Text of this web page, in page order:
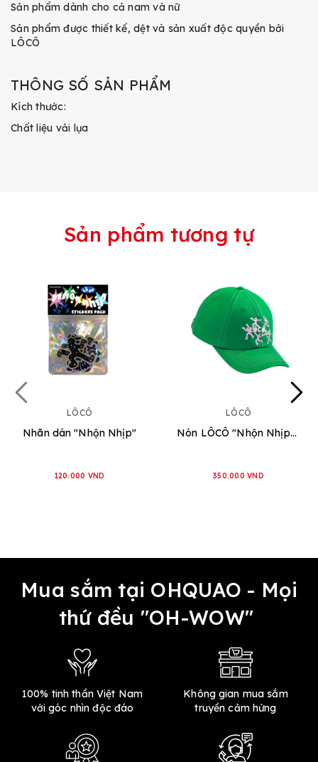
Sản phẩm dành cho cả nam và nữ
Sản phẩm được thiết kế, dệt và sản xuất độc quyền bởi
LÔCÔ
THÔNG SỐ SẢN PHẨM
Kích thước:
Chất liệu vải lụa
Sản phẩm tương tự
LÔCÔ
Nhãn dán "Nhộn Nhịp"
120.000 VND
LÔCÔ
Nón LÔCÔ "Nhộn Nhịp" [Xanh Lá]
350.000 VND
Mua sắm tại OHQUAO - Mọi
thứ đều "OH-WOW"
100% tinh thần Việt Nam
với góc nhìn độc đáo
Không gian mua sắm
truyền cảm hứng